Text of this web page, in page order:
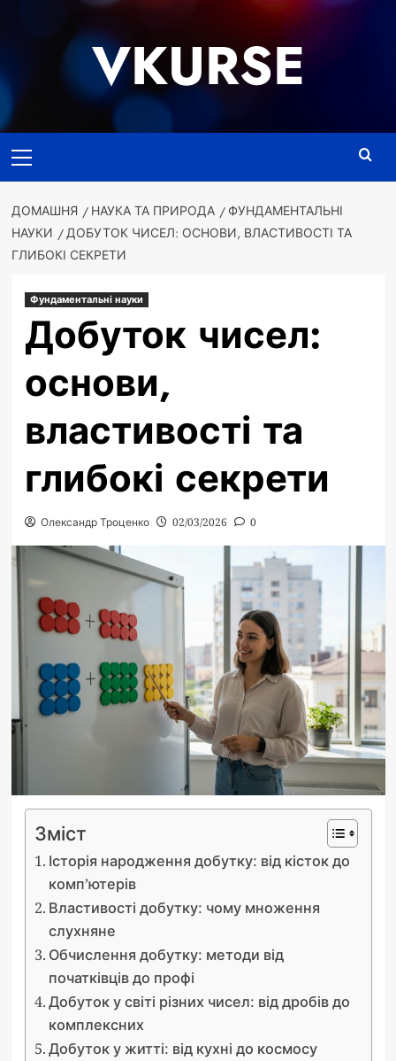
VKURSE
меню
ДОМАШНЯ НАУКА ТА ПРИРОДА
ФУНДАМЕНТАЛЬНІ
НАУКИ
ДОБУТОК ЧИСЕЛ: ОСНОВИ, ВЛАСТИВОСТІ ТА
ГЛИБОКІ СЕКРЕТИ
Фундаментальні науки
Добуток чисел:
основи,
властивості та
глибокі секрети
Олександр Троценко 02/03/2026 0
Зміст
Історія народження добутку: від кісток до
комп’ютерів
Властивості добутку: чому множення
слухняне
Обчислення добутку: методи від
початківців до профі
Добуток у світі різних чисел: від дробів до
комплексних
Добуток у житті: від кухні до космосу